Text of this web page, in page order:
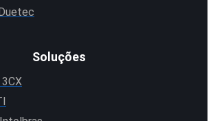
Soluções